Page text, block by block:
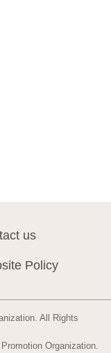
us
Policy
All Rights
Organization.